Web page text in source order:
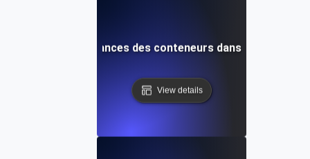
des performances des conteneurs dans un
View details